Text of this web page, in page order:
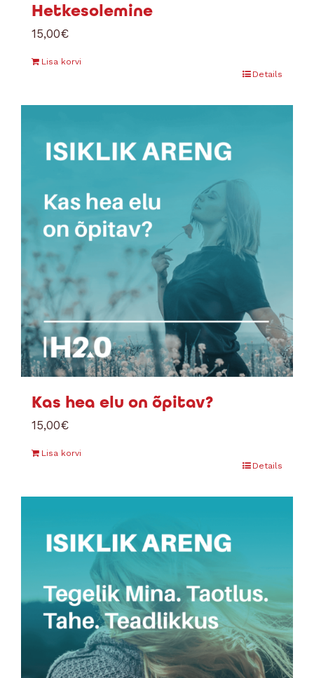
Hetkesolemine
15,00€
Lisa korvi
Details
Kas hea elu on õpitav?
15,00€
Lisa korvi
Details